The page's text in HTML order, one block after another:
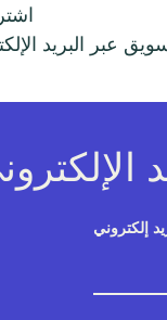
إلكتروني